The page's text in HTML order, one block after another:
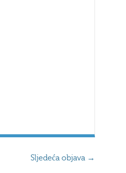
Sljedeća objava →